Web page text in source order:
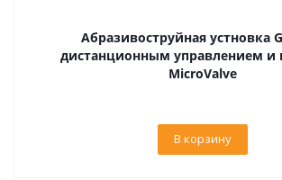
Абразивоструйная устновка
дистанционным управлением и
MicroValve
В корзину